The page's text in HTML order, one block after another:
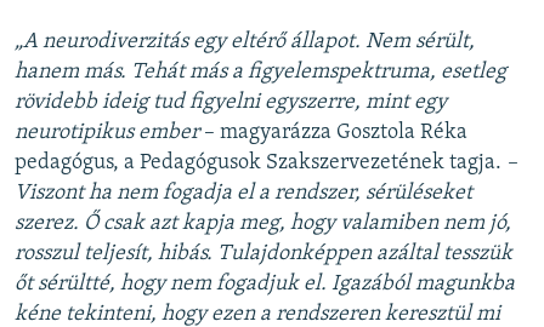
„A neurodiverzitás egy eltérő állapot. Nem sérült,
hanem más. Tehát más a figyelemspektruma, esetleg
rövidebb ideig tud figyelni egyszerre, mint egy
neurotipikus ember– magyarázza Gosztola Réka
pedagógus, a Pedagógusok Szakszervezetének tagja. –
Viszont ha nem fogadja el a rendszer, sérüléseket
szerez. Ő csak azt kapja meg, hogy valamiben nem jó,
rosszul teljesít, hibás. Tulajdonképpen azáltal tesszük
őt sérültté, hogy nem fogadjuk el. Igazából magunkba
kéne tekinteni, hogy ezen a rendszeren keresztül mi